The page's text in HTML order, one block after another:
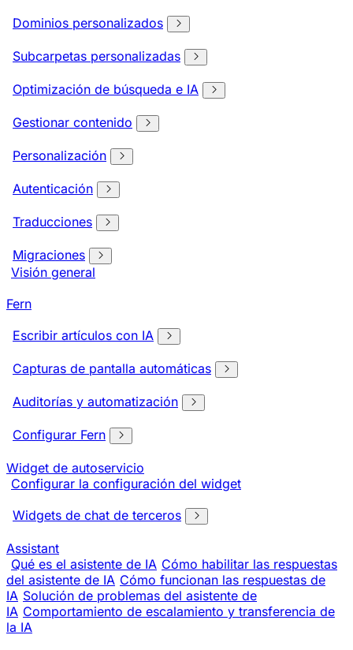
Dominios personalizados
Subcarpetas personalizadas
Optimización de búsqueda e IA
Gestionar contenido
Personalización
Autenticación
Traducciones
Migraciones
Visión general
Fern
Escribir artículos con IA
Capturas de pantalla automáticas
Auditorías y automatización
Configurar Fern
Widget de autoservicio
Configurar la configuración del widget
Widgets de chat de terceros
Assistant
Qué es el asistente de IA Cómo habilitar las respuestas
del asistente de IA Cómo funcionan las respuestas de
IA Solución de problemas del asistente de
IA Comportamiento de escalamiento y transferencia de
la IA